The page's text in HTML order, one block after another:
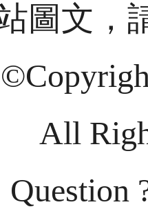
圖文，
All
Question